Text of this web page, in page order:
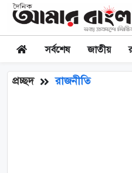
সর্বশেষ জাতীয়
প্রচ্ছদ রাজনীতি